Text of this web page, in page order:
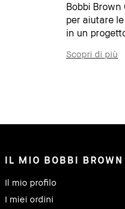
Bobbi Brown
per aiutare
in un
Scopri di più
IL MIO BOBBI BROWN
Il mio profilo
I miei ordini